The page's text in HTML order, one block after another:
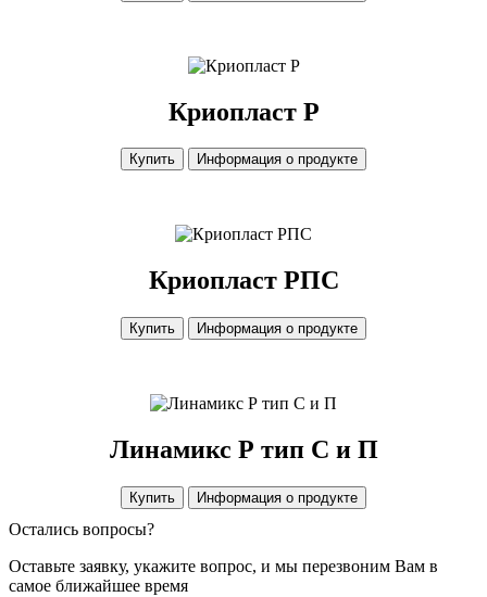
Криопласт Р
Купить Информация о продукте
Криопласт РПС
Купить Информация о продукте
Линамикс Р тип С и П
Купить Информация о продукте
Остались вопросы?
Оставьте заявку, укажите вопрос, и мы перезвоним Вам в
самое ближайшее время